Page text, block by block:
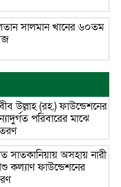
সালমান খানের ৬০তম
উল্লাহ (রহ.) ফাউন্ডেশনের
পরিবারের মাঝে
সাতকানিয়ায় অসহায় নারী
কল্যাণ ফাউন্ডেশনের